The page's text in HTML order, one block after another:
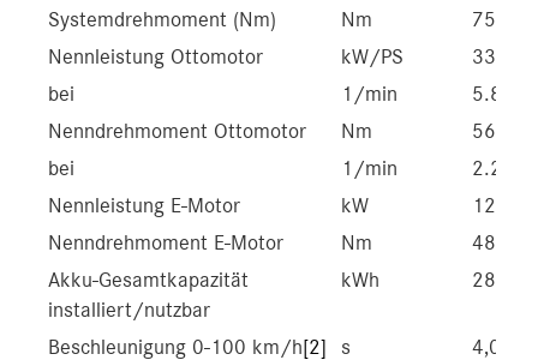
Systemdrehmoment (Nm)
Nm
750
Nennleistung Ottomotor
kW/PS
330/
bei
1/min
5.800-
Nenndrehmoment Ottomotor
Nm
560
bei
1/min
2.200-
Nennleistung E-Motor
kW
120
Nenndrehmoment E-Motor
Nm
480
Akku-Gesamtkapazität
installiert/nutzbar
kWh 28,6/
Beschleunigung 0-100 km/h[2] s
4,0/